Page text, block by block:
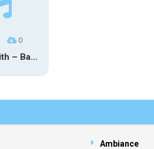
0
Carter Faith – Bar Star Vevo
Ambiance